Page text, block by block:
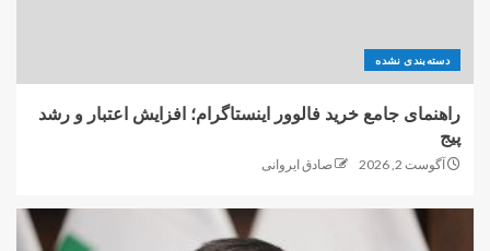
دسته‌بندی نشده
راهنمای جامع خرید فالوور اینستاگرام؛ افزایش اعتبار و رشد
پیج
آگوست 2, 2026 صادق ایروانی